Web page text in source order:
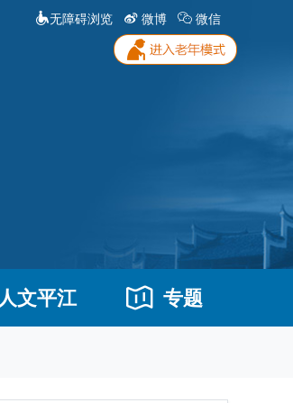
无障碍浏览 微博 微信
人文平江 专题